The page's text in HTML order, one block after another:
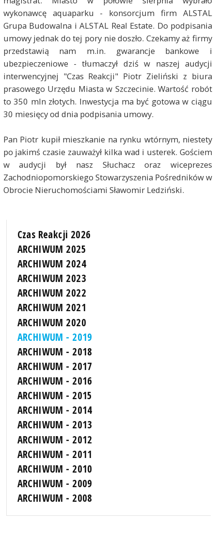
wykonawcę aquaparku - konsorcjum firm ALSTAL
Grupa Budowalna i ALSTAL Real Estate. Do podpisania
umowy jednak do tej pory nie doszło. Czekamy aż firmy
przedstawią nam m.in. gwarancje bankowe i
ubezpieczeniowe - tłumaczył dziś w naszej audycji
interwencyjnej "Czas Reakcji" Piotr Zieliński z biura
prasowego Urzędu Miasta w Szczecinie. Wartość robót
to 350 mln złotych. Inwestycja ma być gotowa w ciągu
30 miesięcy od dnia podpisania umowy.
Pan Piotr kupił mieszkanie na rynku wtórnym, niestety
po jakimś czasie zauważył kilka wad i usterek. Gościem
w audycji był nasz Słuchacz oraz wiceprezes
Zachodniopomorskiego Stowarzyszenia Pośredników w
Obrocie Nieruchomościami Sławomir Ledziński.
Czas Reakcji 2026
ARCHIWUM 2025
ARCHIWUM 2024
ARCHIWUM 2023
ARCHIWUM 2022
ARCHIWUM 2021
ARCHIWUM 2020
ARCHIWUM - 2019
ARCHIWUM - 2018
ARCHIWUM - 2017
ARCHIWUM - 2016
ARCHIWUM - 2015
ARCHIWUM - 2014
ARCHIWUM - 2013
ARCHIWUM - 2012
ARCHIWUM - 2011
ARCHIWUM - 2010
ARCHIWUM - 2009
ARCHIWUM - 2008